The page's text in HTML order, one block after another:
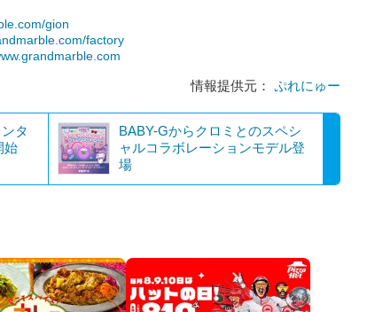
gion
factory
情報提供元： ぷれにゅー
タ
始
BABY-Gからクロミとのスペシ
ャルコラボレーションモデル登
場